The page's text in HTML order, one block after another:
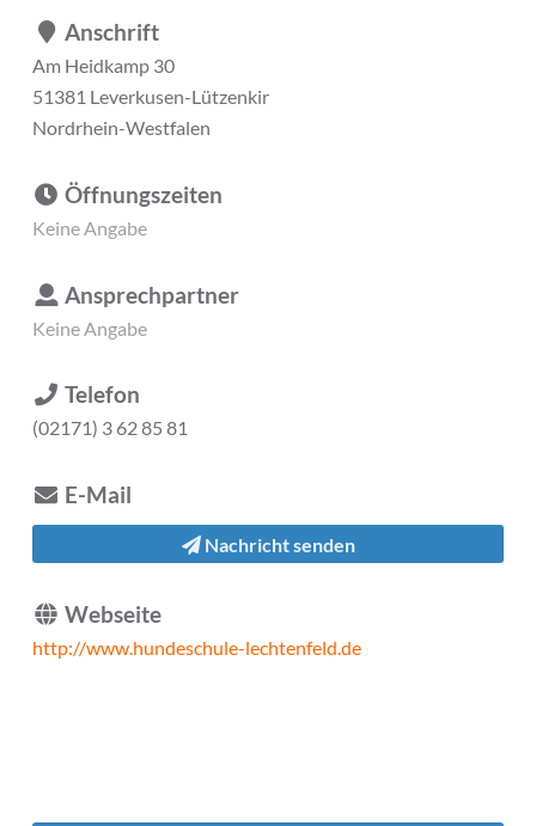
Anschrift
Am Heidkamp 30
51381 Leverkusen-Lützenkir
Nordrhein-Westfalen
Öffnungszeiten
Keine Angabe
Ansprechpartner
Keine Angabe
Telefon
(02171) 3 62 85 81
E-Mail
Nachricht senden
Webseite
http://www.hundeschule-lechtenfeld.de